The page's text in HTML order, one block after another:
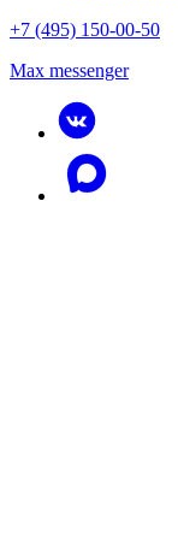
+7 (495) 150-00-50
Max messenger